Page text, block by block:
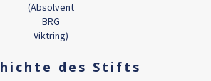
(Absolvent
BRG
Viktring)
des Stifts